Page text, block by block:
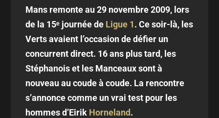
Mans remonte au 29 novembre 2009, lors
de la 15ᵉ journée de Ligue 1. Ce soir-là, les
Verts avaient l’occasion de défier un
concurrent direct. 16 ans plus tard, les
Stéphanois et les Manceaux sont à
nouveau au coude à coude. La rencontre
s’annonce comme un vrai test pour les
hommes d’Eirik Horneland.